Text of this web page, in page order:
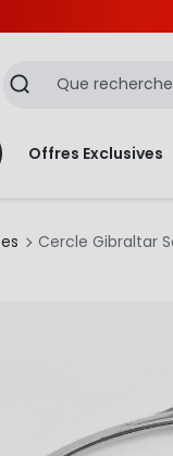
Recherche
Offres Exclusives
Cercle Gibraltar